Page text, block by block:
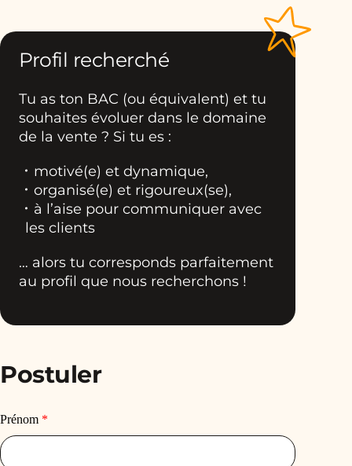
Profil recherché
Tu as ton BAC (ou équivalent) et tu
souhaites évoluer dans le domaine
de la vente ? Si tu es :
motivé(e) et dynamique,
organisé(e) et rigoureux(se),
à l’aise pour communiquer avec
les clients
… alors tu corresponds parfaitement
au profil que nous recherchons !
Postuler